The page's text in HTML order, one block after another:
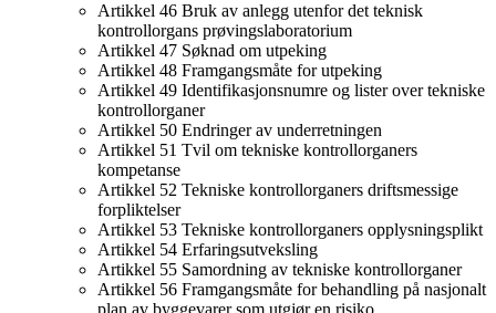
Artikkel 46 Bruk av anlegg utenfor det teknisk
kontrollorgans prøvingslaboratorium
Artikkel 47 Søknad om utpeking
Artikkel 48 Framgangsmåte for utpeking
Artikkel 49 Identifikasjonsnumre og lister over tekniske
kontrollorganer
Artikkel 50 Endringer av underretningen
Artikkel 51 Tvil om tekniske kontrollorganers
kompetanse
Artikkel 52 Tekniske kontrollorganers driftsmessige
forpliktelser
Artikkel 53 Tekniske kontrollorganers opplysningsplikt
Artikkel 54 Erfaringsutveksling
Artikkel 55 Samordning av tekniske kontrollorganer
Artikkel 56 Framgangsmåte for behandling på nasjonalt
plan av byggevarer som utgjør en risiko